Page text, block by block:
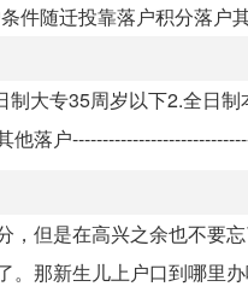
件随迁投靠落户积分落户
大专35周岁以下2.全日
落户
，但是在高兴之余也不要
那新生儿上户口到哪里